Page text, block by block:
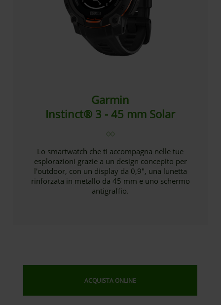
Garmin
Instinct® 3 - 45 mm Solar
Lo smartwatch che ti accompagna nelle tue
esplorazioni grazie a un design concepito per
l'outdoor, con un display da 0,9″, una lunetta
rinforzata in metallo da 45 mm e uno schermo
antigraffio.
ACQUISTA ONLINE